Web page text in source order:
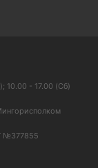
10.00 - 17.00 (Сб)
№377855